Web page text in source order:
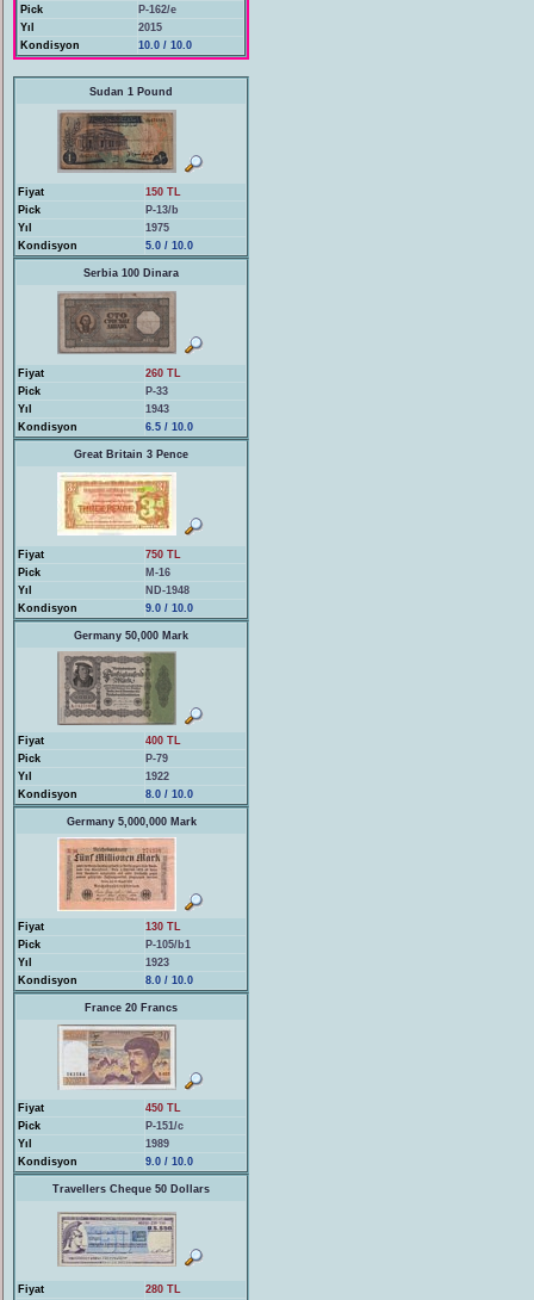
Pick
P-162/e
Yıl
2015
Kondisyon
10.0 / 10.0
Sudan 1 Pound
Fiyat
150 TL
Pick
P-13/b
Yıl
1975
Kondisyon
5.0 / 10.0
Serbia 100 Dinara
Fiyat
260 TL
Pick
P-33
Yıl
1943
Kondisyon
6.5 / 10.0
Great Britain 3 Pence
Fiyat
750 TL
Pick
M-16
Yıl
ND-1948
Kondisyon
9.0 / 10.0
Germany 50,000 Mark
Fiyat
400 TL
Pick
P-79
Yıl
1922
Kondisyon
8.0 / 10.0
Germany 5,000,000 Mark
Fiyat
130 TL
Pick
P-105/b1
Yıl
1923
Kondisyon
8.0 / 10.0
France 20 Francs
Fiyat
450 TL
Pick
P-151/c
Yıl
1989
Kondisyon
9.0 / 10.0
Travellers Cheque 50 Dollars
Fiyat
280 TL